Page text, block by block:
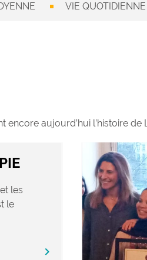
VIE QUOTIDIENNE
aujourd’hui l’histoire de
les
le
chevron_right